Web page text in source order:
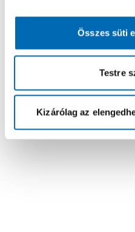
Összes süti
Testre
Kizárólag az